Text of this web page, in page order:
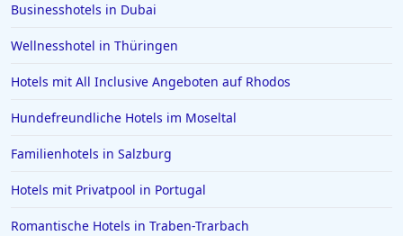
Businesshotels in Dubai
Wellnesshotel in Thüringen
Hotels mit All Inclusive Angeboten auf Rhodos
Hundefreundliche Hotels im Moseltal
Familienhotels in Salzburg
Hotels mit Privatpool in Portugal
Romantische Hotels in Traben-Trarbach